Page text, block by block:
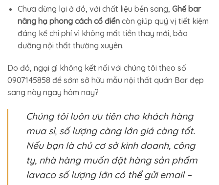
Chưa dừng lại ở đó, với chất liệu bền sang, Ghế bar
nâng hạ phong cách cổ điểncòn giúp quý vị tiết kiệm
đáng kể chi phí vì không mất tiền thay mới, bảo
dưỡng nội thất thường xuyên.
Do đó, ngại gì không kết nối với chúng tôi theo số
0907145858 để sớm sở hữu mẫu nội thất quán Bar đẹp
sang này ngay hôm nay?
Chúng tôi luôn ưu tiên cho khách hàng
mua sỉ, số lượng càng lớn giá càng tốt.
Nếu bạn là chủ cơ sở kinh doanh, công
ty, nhà hàng muốn đặt hàng sản phẩm
lavaco số lượng lớn có thể gửi email –